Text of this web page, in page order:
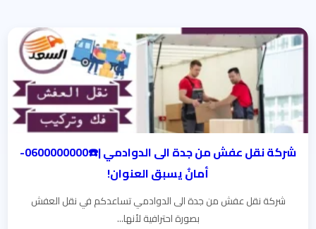
شركة نقل عفش من جدة الى الدوادمي |☎️0600000000-
أمانٌ يسبق العنوان!
شركة نقل عفش من جدة الى الدوادمي تساعدكم في نقل العفش
بصورة احترافية لأنها...